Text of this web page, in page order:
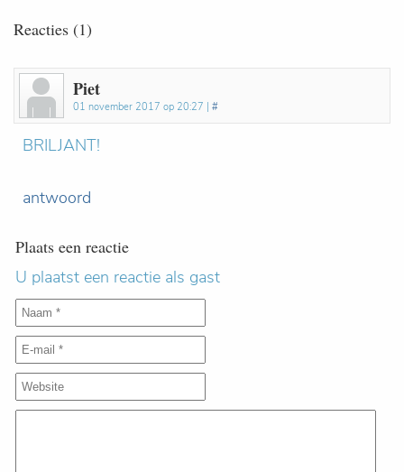
Reacties (1)
Piet
01 november 2017 op 20:27 | #
BRILJANT!
antwoord
Plaats een reactie
U plaatst een reactie als gast